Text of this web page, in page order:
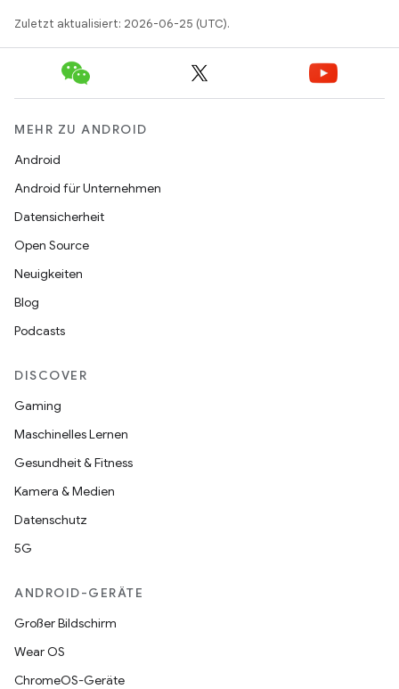
Zuletzt aktualisiert: 2026-06-25 (UTC).
MEHR ZU ANDROID
Android
Android für Unternehmen
Datensicherheit
Open Source
Neuigkeiten
Blog
Podcasts
DISCOVER
Gaming
Maschinelles Lernen
Gesundheit & Fitness
Kamera & Medien
Datenschutz
5G
ANDROID-GERÄTE
Großer Bildschirm
Wear OS
ChromeOS-Geräte